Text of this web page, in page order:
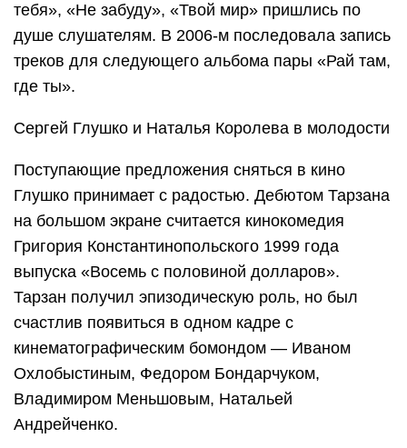
тебя», «Не забуду», «Твой мир» пришлись по
душе слушателям. В 2006-м последовала запись
треков для следующего альбома пары «Рай там,
где ты».
Сергей Глушко и Наталья Королева в молодости
Поступающие предложения сняться в кино
Глушко принимает с радостью. Дебютом Тарзана
на большом экране считается кинокомедия
Григория Константинопольского 1999 года
выпуска «Восемь с половиной долларов».
Тарзан получил эпизодическую роль, но был
счастлив появиться в одном кадре с
кинематографическим бомондом — Иваном
Охлобыстиным, Федором Бондарчуком,
Владимиром Меньшовым, Натальей
Андрейченко.